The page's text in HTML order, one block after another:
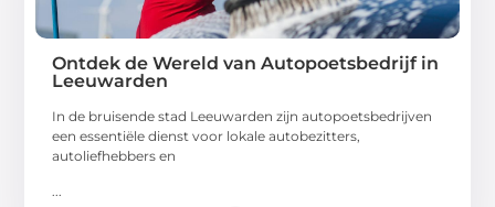
Ontdek de Wereld van Autopoetsbedrijf in
Leeuwarden
In de bruisende stad Leeuwarden zijn autopoetsbedrijven
een essentiële dienst voor lokale autobezitters,
autoliefhebbers en
...